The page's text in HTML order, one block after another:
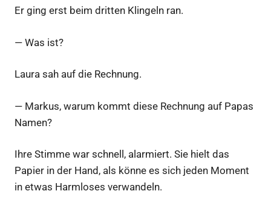
Er ging erst beim dritten Klingeln ran.
— Was ist?
Laura sah auf die Rechnung.
— Markus, warum kommt diese Rechnung auf Papas
Namen?
Ihre Stimme war schnell, alarmiert. Sie hielt das
Papier in der Hand, als könne es sich jeden Moment
in etwas Harmloses verwandeln.